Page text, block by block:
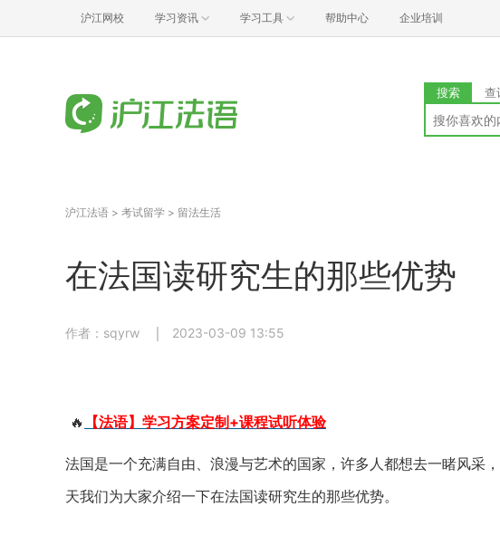
沪江网校 学习资讯 学习工具 帮助中心 企业培训
搜索 查
沪江法语 > 考试留学 > 留法生活
在法国读研究生的那些优势
作者：sqyrw 2023-03-09 13:55
🔥 【法语】学习方案定制+课程试听体验
法国是一个充满自由、浪漫与艺术的国家，许多人都想去一睹风采
天我们为大家介绍一下在法国读研究生的那些优势。